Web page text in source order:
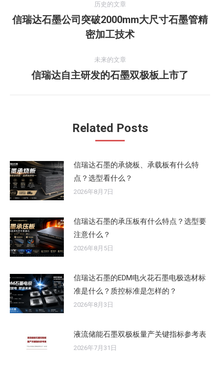
章
历史的文章
历
史
文
章：
信瑞达石墨公司突破2000mm大尺寸石墨管精
密加工技术
未来的文章
未
章：
信瑞达自主研发的石墨双极板上市了
Related Posts
信瑞达石墨的承烧板、承载板有什么特
点？选型看什么？
2026年8月7日
信瑞达石墨的承压板有什么特点？选型要
注意什么？
2026年8月5日
信瑞达石墨的EDM电火花石墨电极选材标
准是什么？质控标准是怎样的？
2026年8月3日
液流储能石墨双极板量产关键指标参考表
2026年7月31日